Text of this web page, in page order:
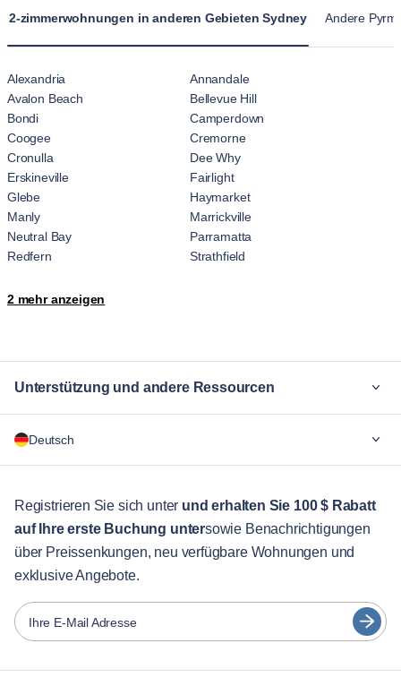
2-zimmerwohnungen in anderen Gebieten Sydney Andere
Alexandria
Annandale
Avalon Beach
Bellevue Hill
Bondi
Camperdown
Coogee
Cremorne
Cronulla
Dee Why
Erskineville
Fairlight
Glebe
Haymarket
Manly
Marrickville
Neutral Bay
Parramatta
Redfern
Strathfield
2 mehr anzeigen
Unterstützung und andere Ressourcen
Für Unternehmen
Gästebetreuung
Stadt-Guide
Partner
Vermieter von Möbeln
Vermieter
Franchise-Partner
Deutsch
English
Português
Español
Français
Türkçe
Registrieren Sie sich unter und erhalten Sie 100 $ Rabatt
auf Ihre erste Buchung untersowie Benachrichtigungen
über Preissenkungen, neu verfügbare Wohnungen und
exklusive Angebote.
Ihre E-Mail Adresse